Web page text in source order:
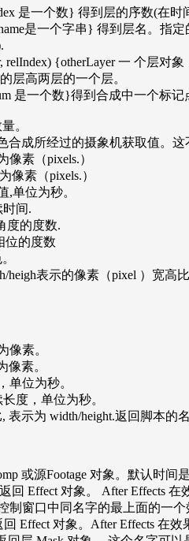
是一个数} 得到层的序数(在
{name是一个字串} 得到层名。
relIndex) {otherLayer 一 个层
层高两层的一个层。
是一个数}得到合成中一个标
。
合成所经过的摄象机获取值。
素（pixels.）
像素（pixels.）
,单位为秒。
时间.
度的度数.
位的度数
heigh表示的像素（pixel ）宽高比
像素。
像素。
单位为秒。
度，单位为秒。
表示为 width/height.返回脚本的名
或源Footage 对象。默认时
回 Effect 对象。 After Effects
窗口中同名字的最上面的一个
Effect 对象。After Effects 在